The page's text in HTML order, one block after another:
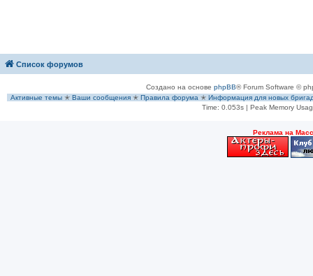
Список форумов
Создано на основе phpBB® Forum Software ©
Активные темы ✭ Ваши сообщения ✭ Правила форума ✭ Информация для новых
Time: 0.053s| Peak Memory
Рeклама на